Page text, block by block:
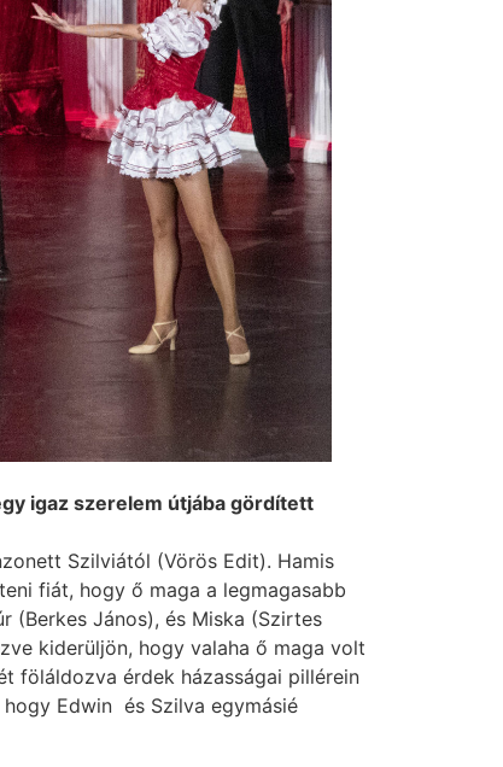
igaz szerelem útjába gördített
Szilviától (Vörös Edit). Hamis
fiát, hogy ő maga a legmagasabb
(Berkes János), és Miska (Szirtes
kiderüljön, hogy valaha ő maga volt
föláldozva érdek házasságai pillérein
Edwin és Szilva egymásié